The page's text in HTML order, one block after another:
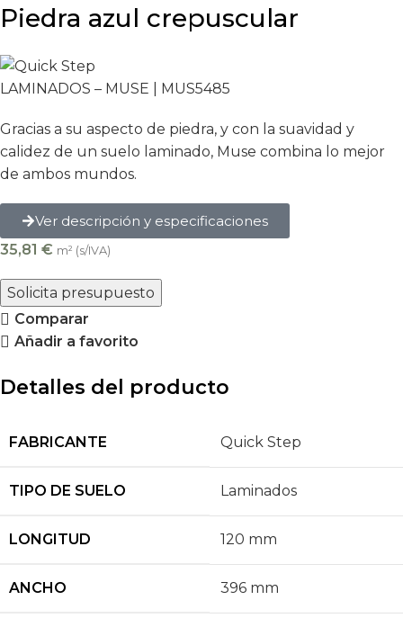
Piedra azul crepuscular
LAMINADOS – MUSE | MUS5485
Gracias a su aspecto de piedra, y con la suavidad y
calidez de un suelo laminado, Muse combina lo mejor
de ambos mundos.
Ver descripción y especificaciones
35,81 € m² (s/IVA)
Solicita presupuesto
Comparar
Añadir a favorito
Detalles del producto
FABRICANTE Quick Step
TIPO DE SUELO Laminados
LONGITUD 120 mm
ANCHO 396 mm